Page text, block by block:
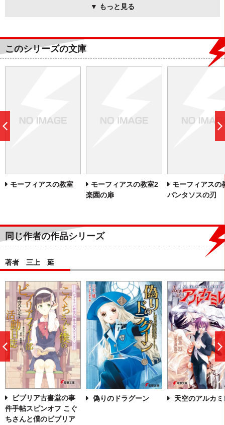
▼ もっと見る
このシリーズの文庫
モーフィアスの教室
モーフィアスの教室2
楽園の扉
モーフィアスの
パンタソスの刃
同じ作者の作品シリーズ
著者 三上 延
ビブリア古書堂の事
件手帖スピンオフ こぐ
ちさんと僕のビブリア
偽りのドラグーン 天空のアルカミ
へ